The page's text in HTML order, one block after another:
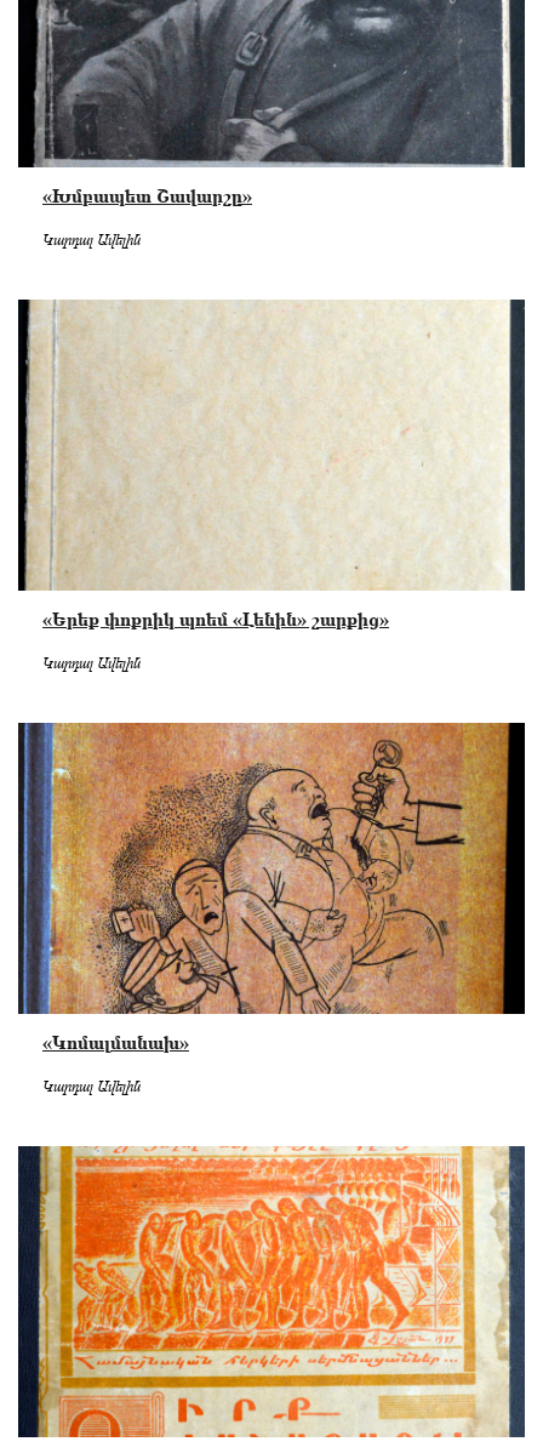
«Խմբապետ Շավարշը»
Կարդալ Ավելին
«Երեք փոքրիկ պոեմ «Լենին» շարքից»
Կարդալ Ավելին
«Կոմալմանախ»
Կարդալ Ավելին